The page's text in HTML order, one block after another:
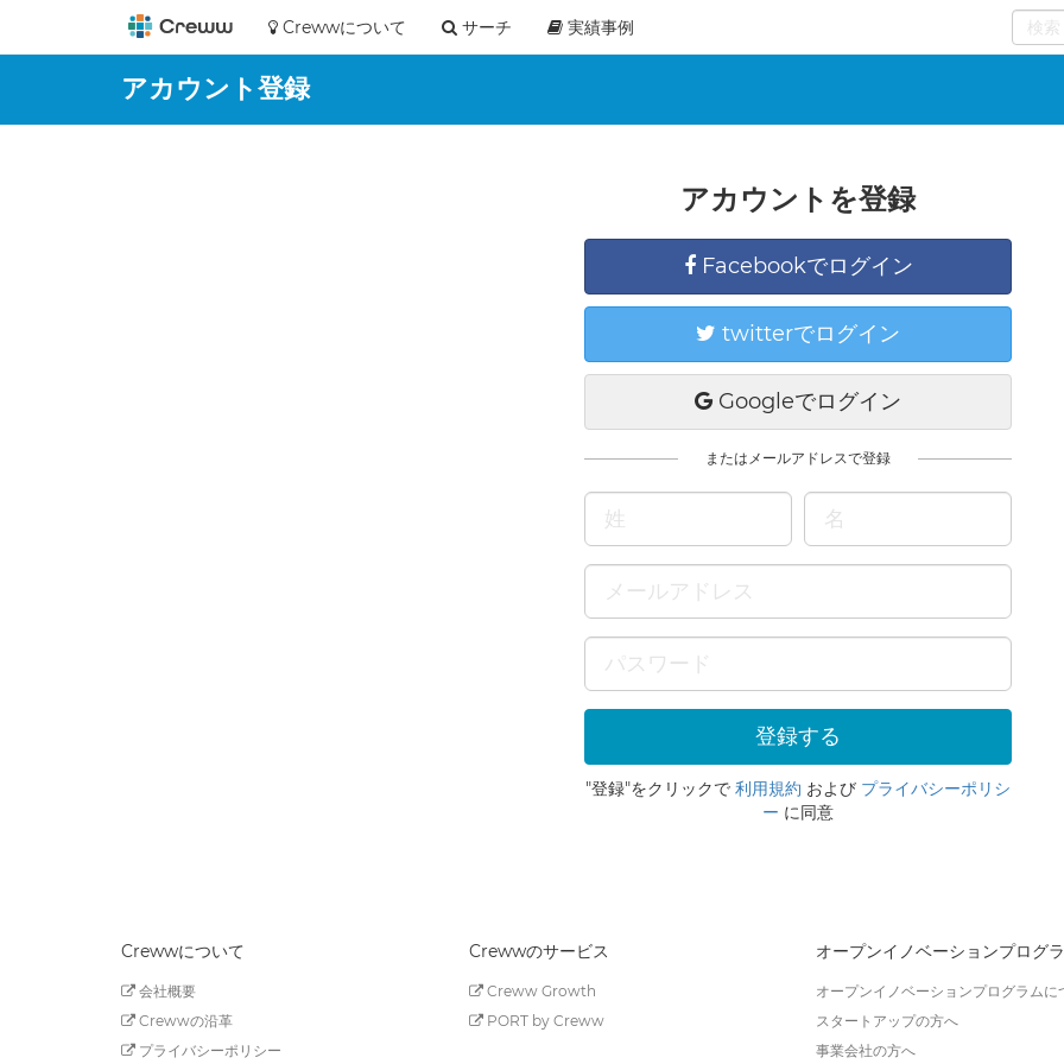
Crewwについて サーチ 実績事例
0
アカウント登録
アカウントを登録
Facebookでログイン
twitterでログイン
Googleでログイン
またはメールアドレスで登録
"登録"をクリックで 利用規約 および プライバシーポリシ
ー に同意
Crewwについて
会社概要
Crewwの沿革
プライバシーポリシー
Crewwのサービス
Creww Growth
PORT by Creww
オープンイノベーションプログ
オープンイノベーションプログラムに
スタートアップの方へ
事業会社の方へ